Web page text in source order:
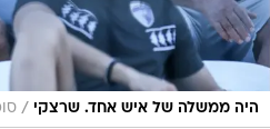
היה ממשלה של איש אחד. שרצקי /